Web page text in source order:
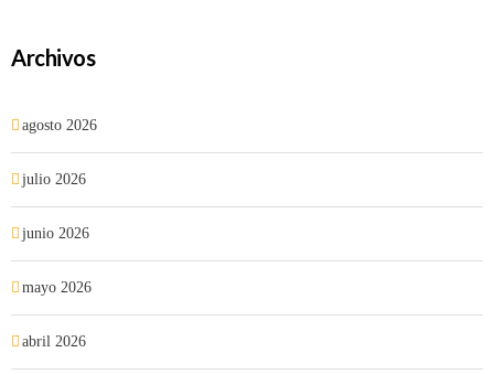
Archivos
agosto 2026
julio 2026
junio 2026
mayo 2026
abril 2026